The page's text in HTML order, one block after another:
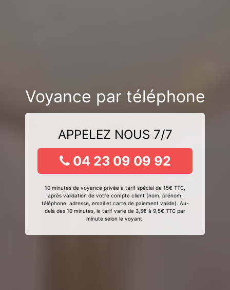
Voyance par téléphone
APPELEZ NOUS 7/7
04 23 09 09 92
10 minutes de voyance privée à tarif spécial de 15€ TTC,
après validation de votre compte client (nom, prénom,
téléphone, adresse, email et carte de paiement valide). Au-
delà des 10 minutes, le tarif varie de 3,5€ à 9,5€ TTC par
minute selon le voyant.